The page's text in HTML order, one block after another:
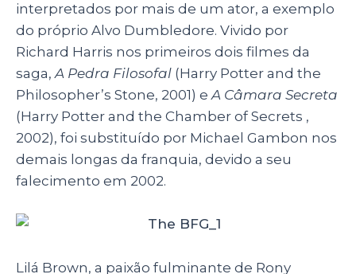
interpretados por mais de um ator, a exemplo
do próprio Alvo Dumbledore. Vivido por
Richard Harris nos primeiros dois filmes da
saga,A Pedra Filosofal (Harry Potter and the
Philosopher’s Stone, 2001) eA Câmara Secreta
(Harry Potter and the Chamber of Secrets ,
2002), foi substituído por Michael Gambon nos
demais longas da franquia, devido a seu
falecimento em 2002.
Lilá Brown, a paixão fulminante de Rony